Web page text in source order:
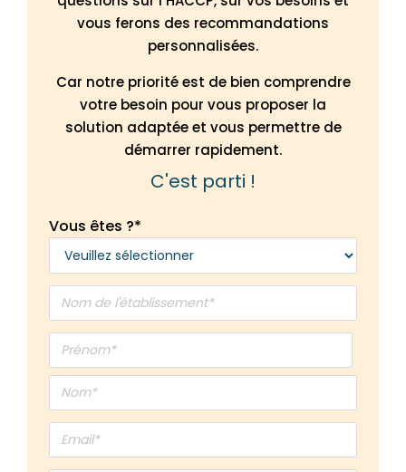
vous ferons des recommandations
personnalisées.
Car notre priorité est de bien comprendre
votre besoin pour vous proposer la
solution adaptée et vous permettre de
démarrer rapidement.
C'est parti !
Vous êtes ?*